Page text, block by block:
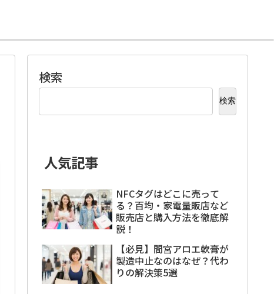
検索
検索
人気記事
NFCタグはどこに売って
る？百均・家電量販店など
販売店と購入方法を徹底解
説！
【必見】間宮アロエ軟膏が
製造中止なのはなぜ？代わ
りの解決策5選